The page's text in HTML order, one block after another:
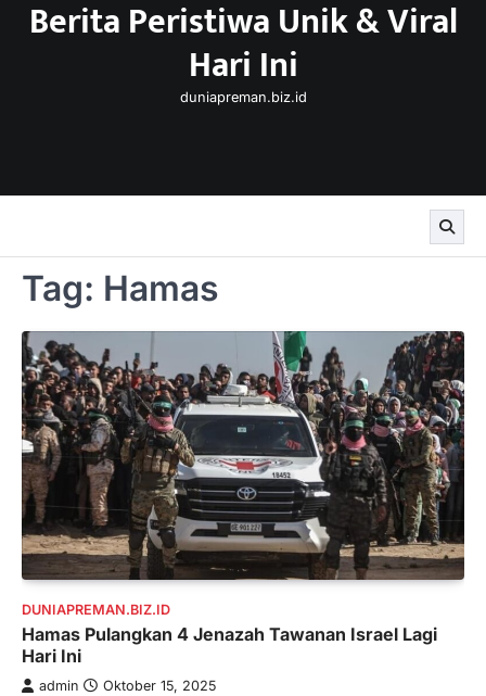
SkipBerita Peristiwa Unik & Viral
Hari Ini
duniapreman.biz.id
Tag: Hamas
DUNIAPREMAN.BIZ.ID
Hamas Pulangkan 4 Jenazah Tawanan Israel Lagi
Hari Ini
admin Oktober 15, 2025